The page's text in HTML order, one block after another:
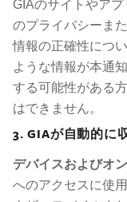
GIAのサイトやア
のプライバシーま
情報の正確性につ
ような情報が本通
する可能性がある
はできません。
3. GIAが自動的に
デバイスおよびオ
へのアクセスに使